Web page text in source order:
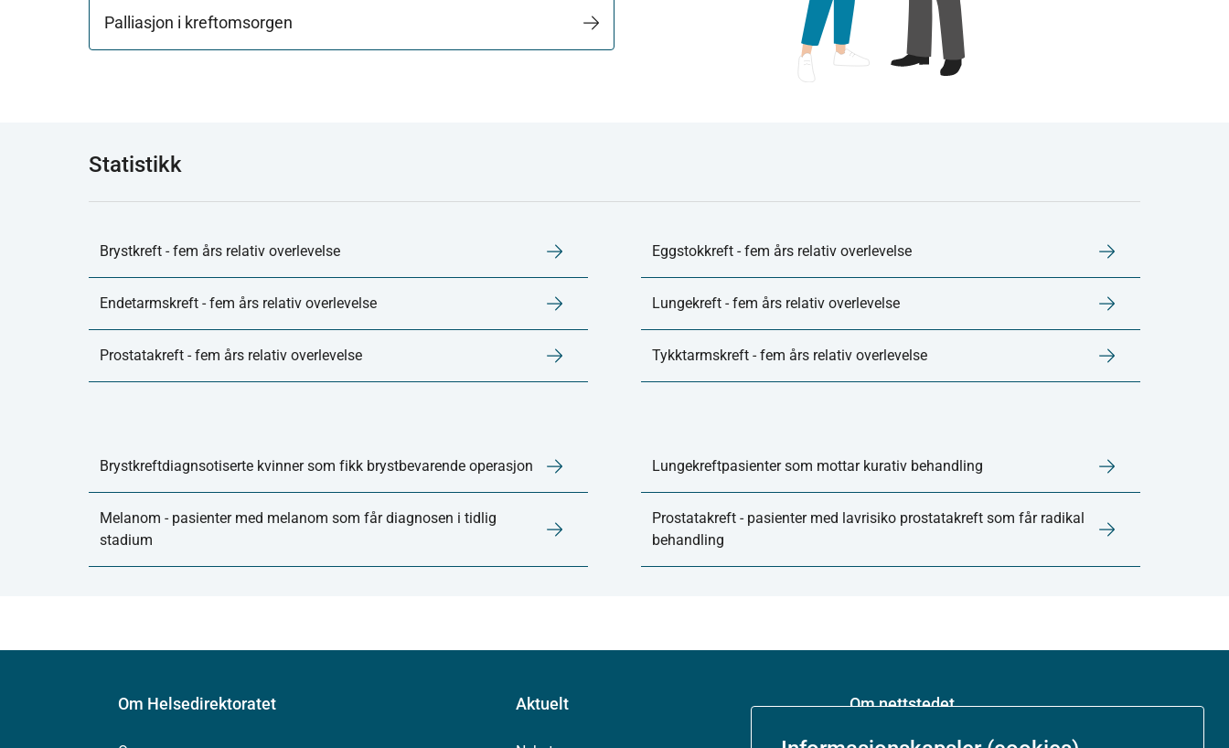
Palliasjon i kreftomsorgen
Statistikk
Brystkreft - fem års relativ overlevelse Eggstokkreft - fem års relativ overlevelse
Endetarmskreft - fem års relativ overlevelse Lungekreft - fem års relativ overlevelse
Prostatakreft - fem års relativ overlevelse Tykktarmskreft - fem års relativ overlevelse
Brystkreftdiagnsotiserte kvinner som fikk brystbevarende operasjon Lungekreftpasienter som mottar kurativ behandling
Melanom - pasienter med melanom som får diagnosen i tidlig
stadium
Prostatakreft - pasienter med lavrisiko prostatakreft som får radikal
behandling
Om Helsedirektoratet Aktuelt Om nettstedet